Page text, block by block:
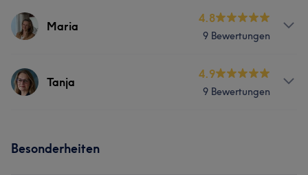
Services
Haarentfernung
Maria
4.8
9 Bewertungen
Services
Tanja
4.9
9 Bewertungen
Besonderheiten